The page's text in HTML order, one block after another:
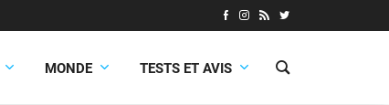
MONDE TESTS ET AVIS